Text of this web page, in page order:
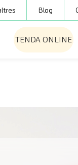
Blog
TENDA ONLINE